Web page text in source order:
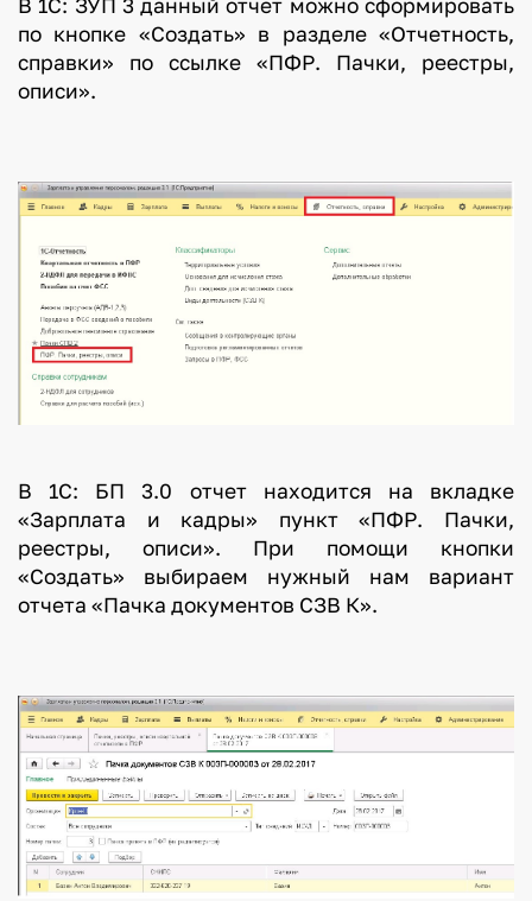
В 1С: ЗУП 3 данный отчет можно сформировать
по кнопке «Создать» в разделе «Отчетность,
справки» по ссылке «ПФР. Пачки, реестры,
описи».
В 1С: БП 3.0 отчет находится на вкладке
«Зарплата и кадры» пункт «ПФР. Пачки,
реестры, описи». При помощи кнопки
«Создать» выбираем нужный нам вариант
отчета «Пачка документов СЗВ К».